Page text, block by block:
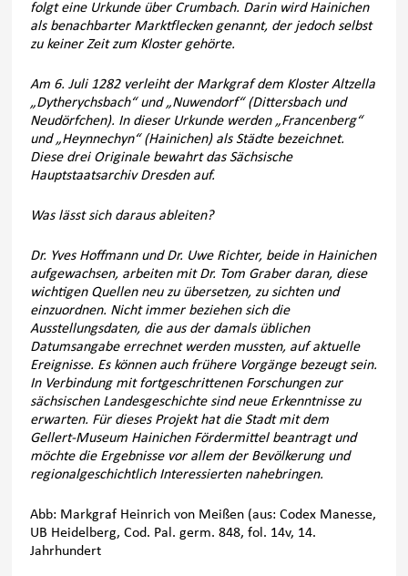
folgt eine Urkunde über Crumbach. Darin wird Hainichen
als benachbarter Marktflecken genannt, der jedoch selbst
zu keiner Zeit zum Kloster gehörte.
Am 6. Juli 1282 verleiht der Markgraf dem Kloster Altzella
„Dytherychsbach“ und „Nuwendorf“ (Dittersbach und
Neudörfchen). In dieser Urkunde werden „Francenberg“
und „Heynnechyn“ (Hainichen) als Städte bezeichnet.
Diese drei Originale bewahrt das Sächsische
Hauptstaatsarchiv Dresden auf.
Was lässt sich daraus ableiten?
Dr. Yves Hoffmann und Dr. Uwe Richter, beide in Hainichen
aufgewachsen, arbeiten mit Dr. Tom Graber daran, diese
wichtigen Quellen neu zu übersetzen, zu sichten und
einzuordnen. Nicht immer beziehen sich die
Ausstellungsdaten, die aus der damals üblichen
Datumsangabe errechnet werden mussten, auf aktuelle
Ereignisse. Es können auch frühere Vorgänge bezeugt sein.
In Verbindung mit fortgeschrittenen Forschungen zur
sächsischen Landesgeschichte sind neue Erkenntnisse zu
erwarten. Für dieses Projekt hat die Stadt mit dem
Gellert-Museum Hainichen Fördermittel beantragt und
möchte die Ergebnisse vor allem der Bevölkerung und
regionalgeschichtlich Interessierten nahebringen.
Abb: Markgraf Heinrich von Meißen (aus: Codex Manesse,
UB Heidelberg, Cod. Pal. germ. 848, fol. 14v, 14.
Jahrhundert